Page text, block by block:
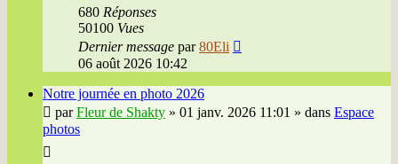
680 Réponses
50100 Vues
Dernier message par80Eli
06 août 2026 10:42
Notre journée en photo 2026
parFleur de Shakty » 01 janv. 2026 11:01 » dans Espace
photos